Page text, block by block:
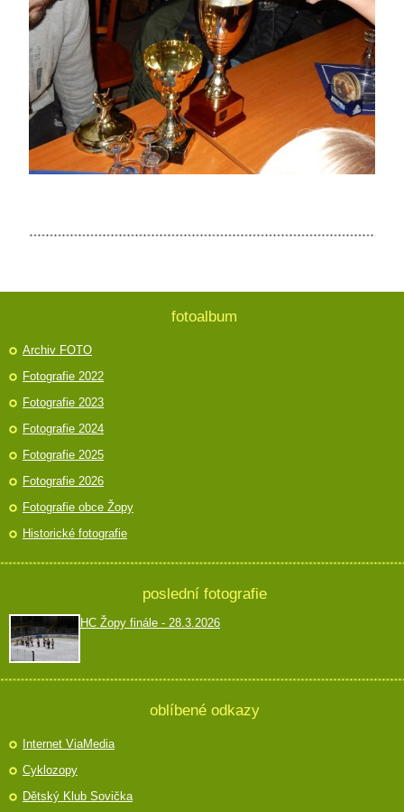
fotoalbum
Archiv FOTO
Fotografie 2022
Fotografie 2023
Fotografie 2024
Fotografie 2025
Fotografie 2026
Fotografie obce Žopy
Historické fotografie
poslední fotografie
HC Žopy finále - 28.3.2026
oblíbené odkazy
Internet ViaMedia
Cyklozopy
Dětský Klub Sovička